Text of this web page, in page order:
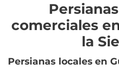
comerciales
la
Persianas locales en